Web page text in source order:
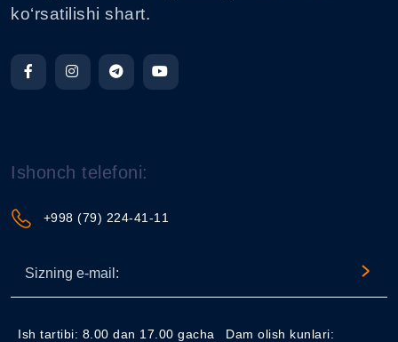
ko‘rsatilishi shart.
Ishonch telefoni:
+998 (79) 224-41-11
Ish tartibi: 8.00 dan 17.00 gacha
Dam olish kunlari: